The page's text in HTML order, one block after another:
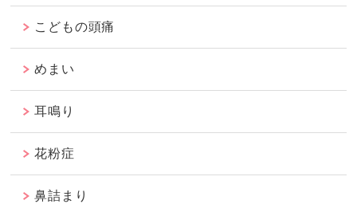
こどもの頭痛
めまい
耳鳴り
花粉症
鼻詰まり